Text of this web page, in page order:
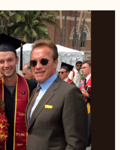
officiellement divorcés,
10 ans après leur
séparation initiale en
2011. Los Angeles, le 28
décembre 2021.